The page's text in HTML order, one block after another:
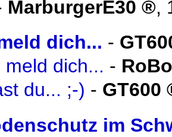
MarburgerE30 ,
dich... -
meld dich... -
du... ;-) - GT600
im